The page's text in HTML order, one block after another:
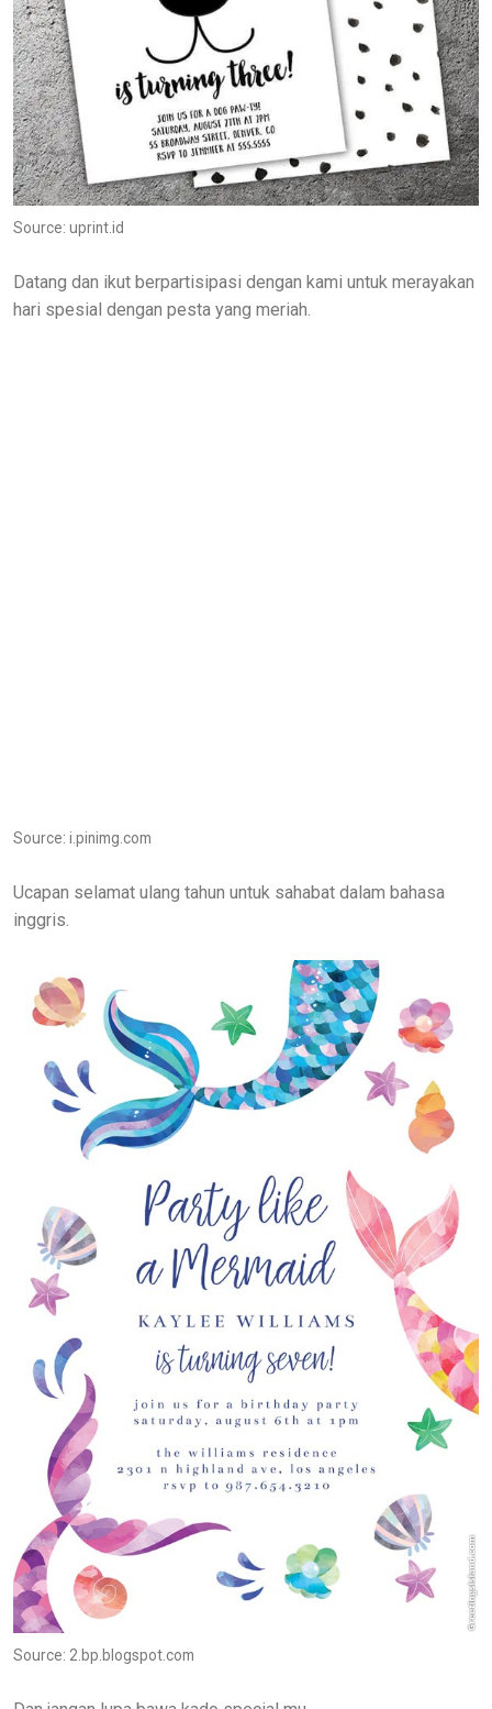
Source: uprint.id
Datang dan ikut berpartisipasi dengan kami untuk merayakan
hari spesial dengan pesta yang meriah.
Source: i.pinimg.com
Ucapan selamat ulang tahun untuk sahabat dalam bahasa
inggris.
Source: 2.bp.blogspot.com